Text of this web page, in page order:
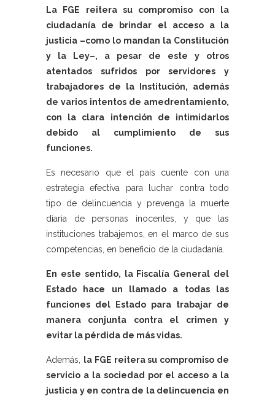
La FGE reitera su compromiso con la
ciudadanía de brindar el acceso a la
justicia –como lo mandan la Constitución
y la Ley–, a pesar de este y otros
atentados sufridos por servidores y
trabajadores de la Institución, además
de varios intentos de amedrentamiento,
con la clara intención de intimidarlos
debido al cumplimiento de sus
funciones.
Es necesario que el país cuente con una
estrategia efectiva para luchar contra todo
tipo de delincuencia y prevenga la muerte
diaria de personas inocentes, y que las
instituciones trabajemos, en el marco de sus
competencias, en beneficio de la ciudadanía.
En este sentido, la Fiscalía General del
Estado hace un llamado a todas las
funciones del Estado para trabajar de
manera conjunta contra el crimen y
evitar la pérdida de más vidas.
Además,
la FGE reitera su compromiso de
servicio a la sociedad por el acceso a la
justicia y en contra de la delincuencia en